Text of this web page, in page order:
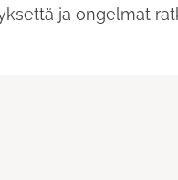
ja ongelmat